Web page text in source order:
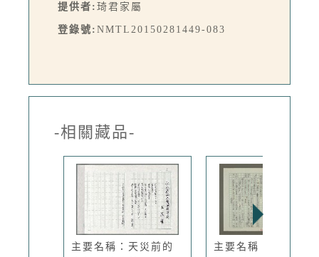
提供者: 琦君家屬
登錄號: NMTL20150281449-083
-相關藏品-
主要名稱：天災前的
主要名稱：張大千